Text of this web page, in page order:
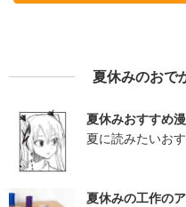
夏休みのおで
夏休みおすすめ
夏に読みたいお
夏休みの工作の